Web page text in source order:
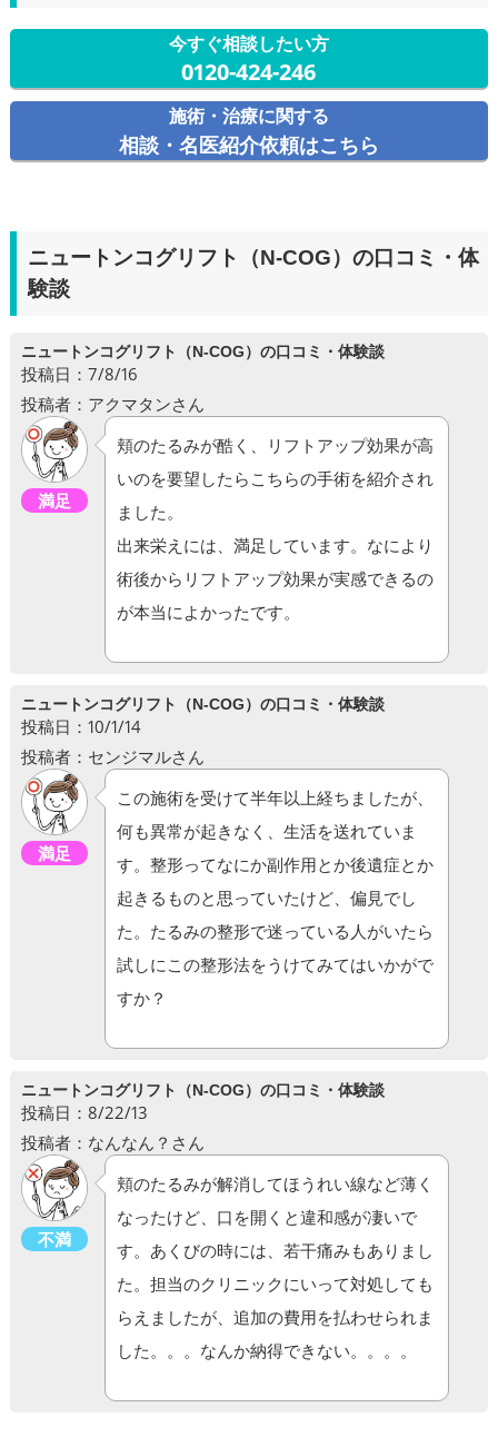
今すぐ相談したい方
0120-424-246
施術・治療に関する
相談・名医紹介依頼はこちら
ニュートンコグリフト（N-COG）の口コミ・体
験談
ニュートンコグリフト（N-COG）の口コミ・体験談
投稿日：7/8/16
投稿者：アクマタンさん
満足
頬のたるみが酷く、リフトアップ効果が高
いのを要望したらこちらの手術を紹介され
ました。
出来栄えには、満足しています。なにより
術後からリフトアップ効果が実感できるの
が本当によかったです。
ニュートンコグリフト（N-COG）の口コミ・体験談
投稿日：10/1/14
投稿者：センジマルさん
満足
この施術を受けて半年以上経ちましたが、
何も異常が起きなく、生活を送れていま
す。整形ってなにか副作用とか後遺症とか
起きるものと思っていたけど、偏見でし
た。たるみの整形で迷っている人がいたら
試しにこの整形法をうけてみてはいかがで
すか？
ニュートンコグリフト（N-COG）の口コミ・体験談
投稿日：8/22/13
投稿者：なんなん？さん
不満
頬のたるみが解消してほうれい線など薄く
なったけど、口を開くと違和感が凄いで
す。あくびの時には、若干痛みもありまし
た。担当のクリニックにいって対処しても
らえましたが、追加の費用を払わせられま
した。。。なんか納得できない。。。。